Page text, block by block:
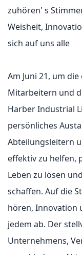
zuhören' s
Weisheit,
sich auf uns alle
Am Juni 21, um
Mitarbeitern und
Harber Industrial
persönliches
Abteilungsleitern
effektiv zu helfen,
Leben zu lösen
schaffen. Auf die
hören, Innovation
jedem ab. Der
Unternehmens,